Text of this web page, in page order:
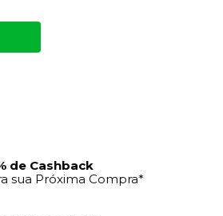
de Cashback
sua Próxima Compra*